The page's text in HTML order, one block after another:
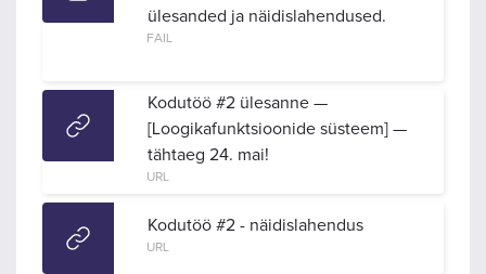
ülesanded ja näidislahendused.
FAIL
Kodutöö #2 ülesanne —
[Loogikafunktsioonide süsteem] —
tähtaeg 24. mai!
URL
Kodutöö #2 - näidislahendus
URL